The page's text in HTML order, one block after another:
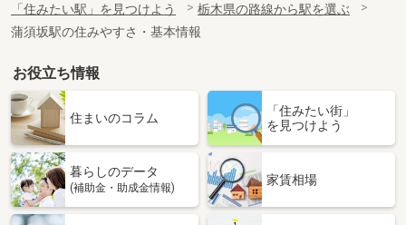
「住みたい駅」を見つけよう
栃木県の路線から駅を選ぶ
蒲須坂駅の住みやすさ・基本情報
お役立ち情報
住まいのコラム
「住みたい街」
を見つけよう
暮らしのデータ
(補助金・助成金情報)
家賃相場